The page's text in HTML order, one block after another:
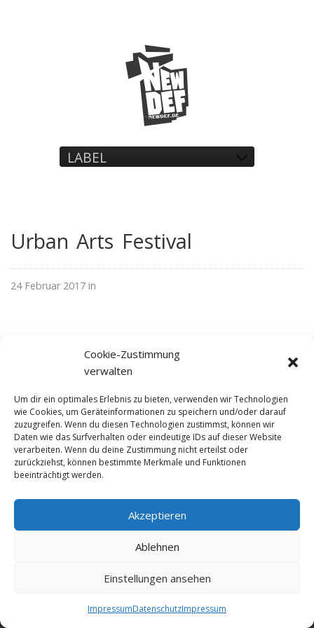
Cookie-Zustimmung
verwalten
Um dir ein optimales Erlebnis zu bieten, verwenden wir Technologien
wie Cookies, um Geräteinformationen zu speichern und/oder darauf
zuzugreifen. Wenn du diesen Technologien zustimmst, können wir
Daten wie das Surfverhalten oder eindeutige IDs auf dieser Website
verarbeiten. Wenn du deine Zustimmung nicht erteilst oder
zurückziehst, können bestimmte Merkmale und Funktionen
beeinträchtigt werden.
Akzeptieren
Ablehnen
Einstellungen ansehen
ImpressumDatenschutzImpressum
LABEL
Urban Arts Festival
24 Februar 2017 in
© NewDEF 2026
Kontakt
Impressum
Datenschutz